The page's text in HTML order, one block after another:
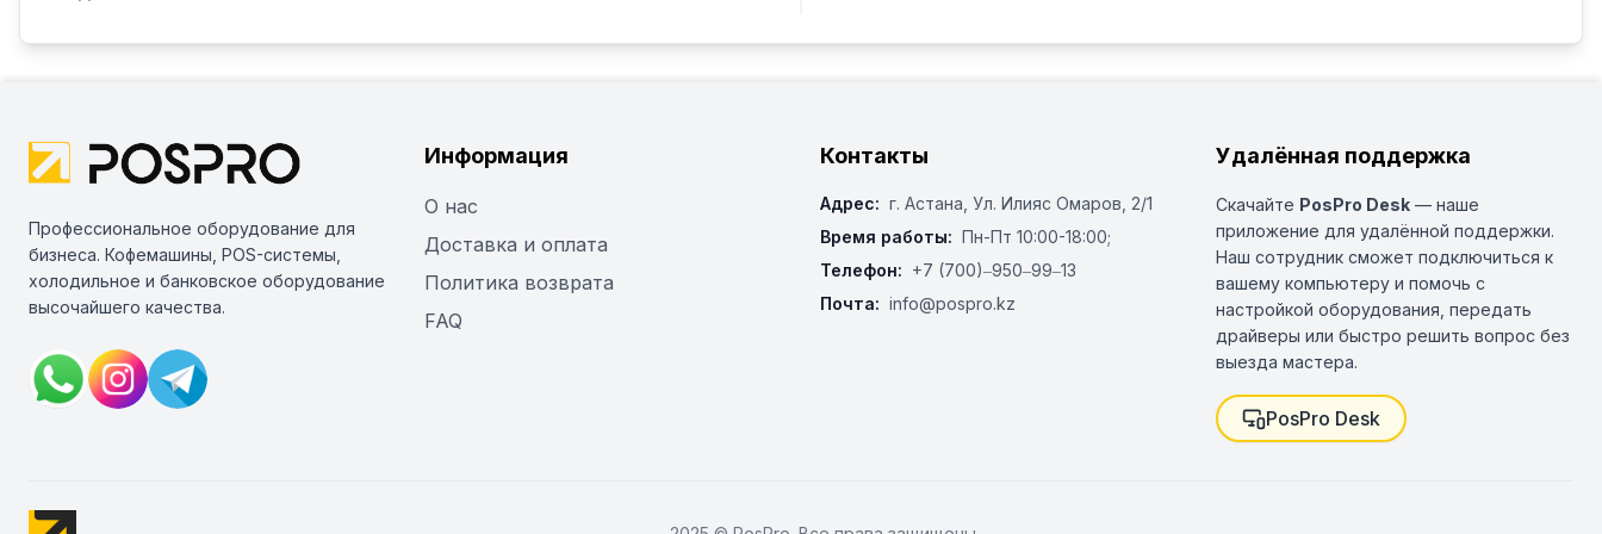
Профессиональное оборудование для
бизнеса. Кофемашины, POS-системы,
холодильное и банковское оборудование
высочайшего качества.
Информация
О нас
Доставка и оплата
Политика возврата
FAQ
Контакты
Адрес: г. Астана, ​Ул. Илияс Омаров, 2/1
Время работы: Пн-Пт 10:00-18:00;
Телефон: +7 (700)‒950‒99‒13
Почта: info@pospro.kz
Удалённая поддержка
Скачайте PosPro Desk — наше
приложение для удалённой поддержки.
Наш сотрудник сможет подключиться к
вашему компьютеру и помочь с
настройкой оборудования, передать
драйверы или быстро решить вопрос без
выезда мастера.
PosPro Desk